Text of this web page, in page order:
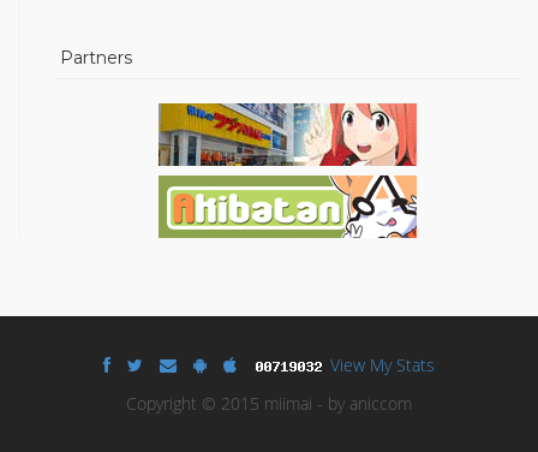
Partners
View My Stats
Copyright © 2015 miimai - by aniccom